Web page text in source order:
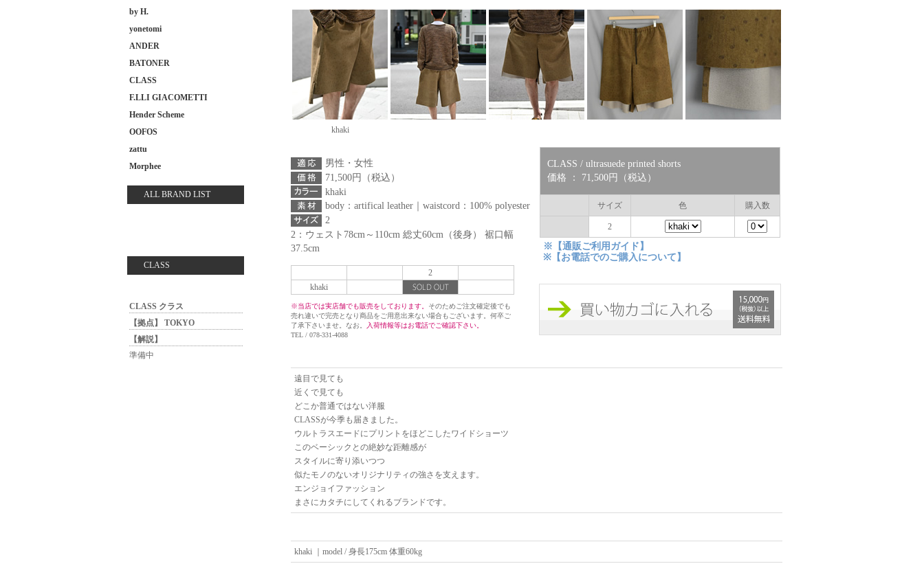
by H.
yonetomi
ANDER
BATONER
CLASS
F.LLI GIACOMETTI
Hender Scheme
OOFOS
zattu
Morphee
ALL BRAND LIST
CLASS
CLASS クラス
【拠点】 TOKYO
【解説】
準備中
khaki
男性・女性
71,500円（税込）
khaki
body：artifical leather｜waistcord：100% polyester
2
2：ウェスト78cm～110cm 総丈60cm（後身） 裾口幅
37.5cm
2
khaki
※当店では実店舗でも販売をしております。 そのためご注文確定後でも
売れ違いで完売となり商品をご用意出来ない場合もございます。何卒ご
了承下さいませ。なお。
入荷情報等はお電話でご確認下さい。
TEL / 078-331-4088
CLASS / ultrasuede printed shorts
価格 ： 71,500円（税込）
サイズ 色 購入数
2
※【通販ご利用ガイド】
※【お電話でのご購入について】
遠目で見ても
近くで見ても
どこか普通ではない洋服
CLASSが今季も届きました。
ウルトラスエードにプリントをほどこしたワイドショーツ
このベーシックとの絶妙な距離感が
スタイルに寄り添いつつ
似たモノのないオリジナリティの強さを支えます。
エンジョイファッション
まさにカタチにしてくれるブランドです。
khaki ｜model / 身長175cm 体重60kg